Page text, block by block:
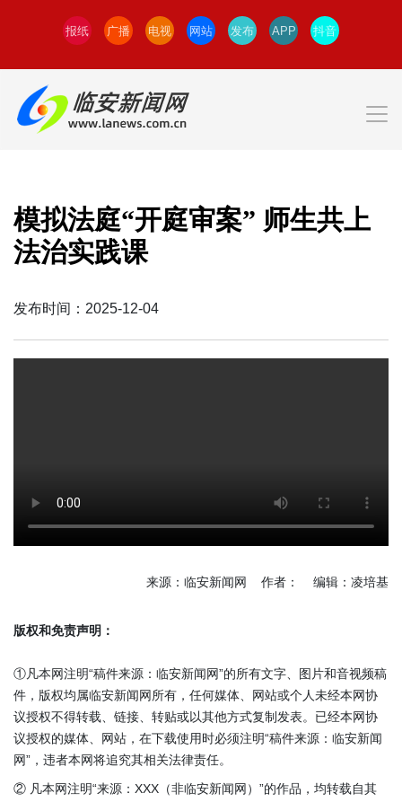
报纸 广播 电视 网站 发布 APP 抖音
模拟法庭“开庭审案” 师生共上
法治实践课
发布时间：2025-12-04
来源：临安新闻网 作者： 编辑：凌培基
版权和免责声明：
①凡本网注明“稿件来源：临安新闻网”的所有文字、图片和音视频稿
件，版权均属临安新闻网所有，任何媒体、网站或个人未经本网协
议授权不得转载、链接、转贴或以其他方式复制发表。已经本网协
议授权的媒体、网站，在下载使用时必须注明“稿件来源：临安新闻
网”，违者本网将追究其相关法律责任。
② 凡本网注明“来源：XXX（非临安新闻网）”的作品，均转载自其